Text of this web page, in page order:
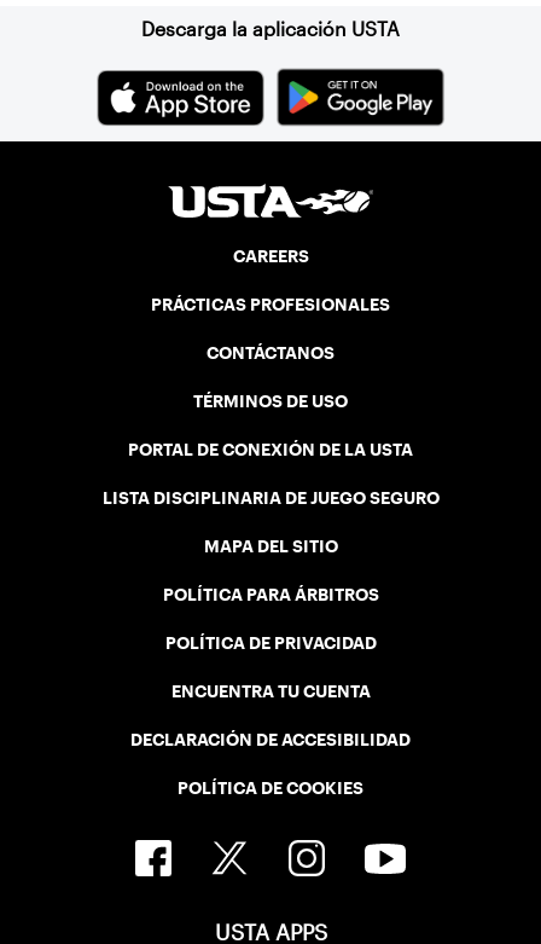
Descarga la aplicación USTA
CAREERS
PRÁCTICAS PROFESIONALES
CONTÁCTANOS
TÉRMINOS DE USO
PORTAL DE CONEXIÓN DE LA USTA
LISTA DISCIPLINARIA DE JUEGO SEGURO
MAPA DEL SITIO
POLÍTICA PARA ÁRBITROS
POLÍTICA DE PRIVACIDAD
ENCUENTRA TU CUENTA
DECLARACIÓN DE ACCESIBILIDAD
POLÍTICA DE COOKIES
USTA APPS